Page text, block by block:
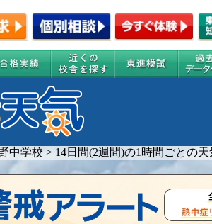
中学校 > 14日間(2週間)の1時間ごとの天